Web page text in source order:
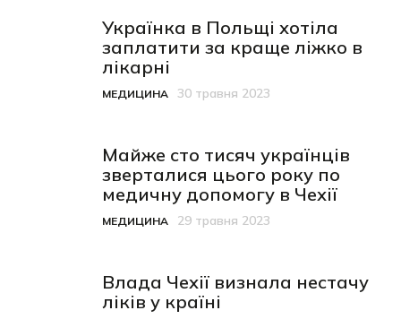
Українка в Польщі хотіла
заплатити за краще ліжко в
лікарні
Категорія
МЕДИЦИНА
Дата публікації
30 травня 2023
Майже сто тисяч українців
зверталися цього року по
медичну допомогу в Чехії
Категорія
МЕДИЦИНА
Дата публікації
29 травня 2023
Влада Чехії визнала нестачу
ліків у країні